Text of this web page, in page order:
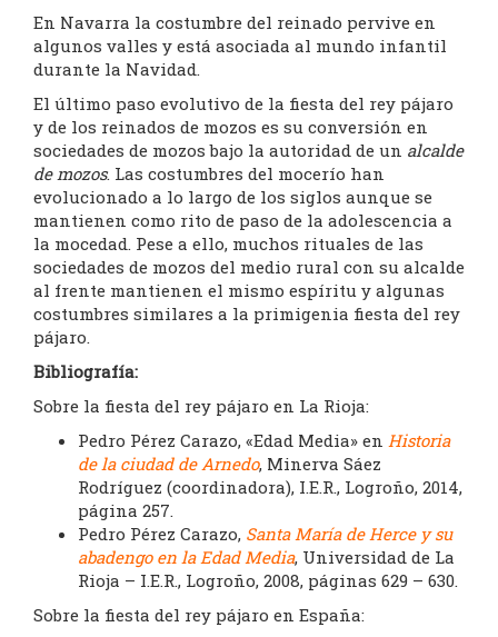
En Navarra la costumbre del reinado pervive en
algunos valles y está asociada al mundo infantil
durante la Navidad.
El último paso evolutivo de la fiesta del rey pájaro
y de los reinados de mozos es su conversión en
sociedades de mozos bajo la autoridad de un alcalde
de mozos. Las costumbres del mocerío han
evolucionado a lo largo de los siglos aunque se
mantienen como rito de paso de la adolescencia a
la mocedad. Pese a ello, muchos rituales de las
sociedades de mozos del medio rural con su alcalde
al frente mantienen el mismo espíritu y algunas
costumbres similares a la primigenia fiesta del rey
pájaro.
Bibliografía:
Sobre la fiesta del rey pájaro en La Rioja:
Pedro Pérez Carazo, «Edad Media» en Historia
de la ciudad de Arnedo, Minerva Sáez
Rodríguez (coordinadora), I.E.R., Logroño, 2014,
página 257.
Pedro Pérez Carazo, Santa María de Herce y su
abadengo en la Edad Media, Universidad de La
Rioja – I.E.R., Logroño, 2008, páginas 629 – 630.
Sobre la fiesta del rey pájaro en España: